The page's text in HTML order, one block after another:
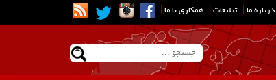
درباره ما تبلیغات همکاری با ما